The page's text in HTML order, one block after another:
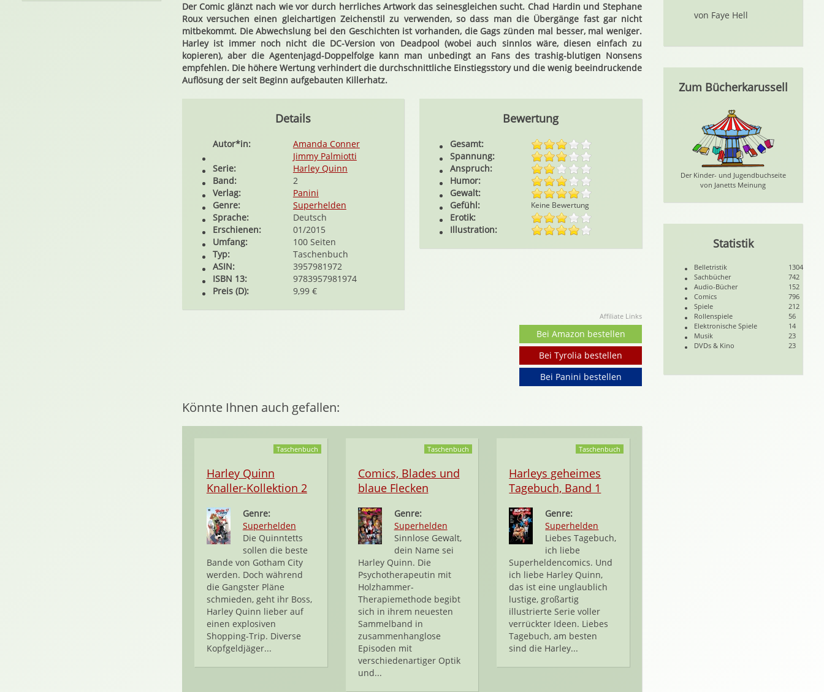
Der Comic glänzt nach wie vor durch herrliches Artwork das seinesgleichen sucht. Chad Hardin und Stephane
Roux versuchen einen gleichartigen Zeichenstil zu verwenden, so dass man die Übergänge fast gar nicht
mitbekommt. Die Abwechslung bei den Geschichten ist vorhanden, die Gags zünden mal besser, mal weniger.
Harley ist immer noch nicht die DC-Version von Deadpool (wobei auch sinnlos wäre, diesen einfach zu
kopieren), aber die Agentenjagd-Doppelfolge kann man unbedingt an Fans des trashig-blutigen Nonsens
empfehlen. Die höhere Wertung verhindert die durchschnittliche Einstiegsstory und die wenig beeindruckende
Auflösung der seit Beginn aufgebauten Killerhatz.
Details
Autor*in:
Amanda Conner
Jimmy Palmiotti
Serie:
Harley Quinn
Band:
2
Verlag:
Panini
Genre:
Superhelden
Sprache:
Deutsch
Erschienen:
01/2015
Umfang:
100 Seiten
Typ:
Taschenbuch
ASIN:
3957981972
ISBN 13:
9783957981974
Preis (D):
9,99 €
Bewertung
Gesamt:
Spannung:
Anspruch:
Humor:
Gewalt:
Gefühl:
Keine Bewertung
Erotik:
Illustration:
Affiliate Links
Bei Amazon bestellen
Bei Tyrolia bestellen
Bei Panini bestellen
Könnte Ihnen auch gefallen:
Taschenbuch
Harley Quinn
Knaller-Kollektion 2
Genre:
Superhelden
Die Quinntetts
sollen die beste
Bande von Gotham City
werden. Doch während
die Gangster Pläne
schmieden, geht ihr Boss,
Harley Quinn lieber auf
einen explosiven
Shopping-Trip. Diverse
Kopfgeldjäger...
Taschenbuch
Comics, Blades und
blaue Flecken
Genre:
Superhelden
Sinnlose Gewalt,
dein Name sei
Harley Quinn. Die
Psychotherapeutin mit
Holzhammer-
Therapiemethode begibt
sich in ihrem neuesten
Sammelband in
zusammenhanglose
Episoden mit
verschiedenartiger Optik
und...
Taschenbuch
Harleys geheimes
Tagebuch, Band 1
Genre:
Superhelden
Liebes Tagebuch,
ich liebe
Superheldencomics. Und
ich liebe Harley Quinn,
das ist eine unglaublich
lustige, großartig
illustrierte Serie voller
verrückter Ideen. Liebes
Tagebuch, am besten
sind die Harley...
von Faye Hell
Zum Bücherkarussell
Der Kinder- und Jugendbuchseite
von Janetts Meinung
Statistik
Belletristik
1304
Sachbücher
742
Audio-Bücher
152
Comics
796
Spiele
212
Rollenspiele
56
Elektronische Spiele
14
Musik
23
DVDs & Kino
23